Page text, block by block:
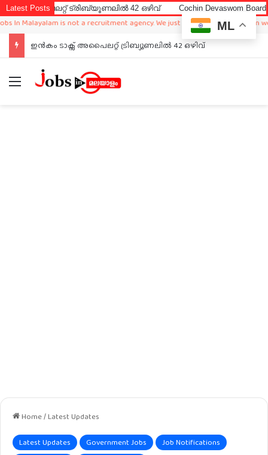
Latest Postsട്രിബ്യൂണലിൽ 42 ഒഴിവ് Cochin Devaswom Board LD
is not a recruitment agency. We just sharing available job in
ഇൻകം ടാക്സ് അപൈലറ്റ് ട്രിബ്യൂണലിൽ 42 ഒഴിവ്
Menu
Home/Latest Updates
Latest Updates Government Jobs
Job Notifications
ML